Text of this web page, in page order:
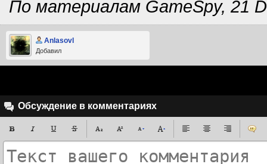
По материалам GameSpy, 21
Anlasovl
Добавил
Обсуждение в комментариях